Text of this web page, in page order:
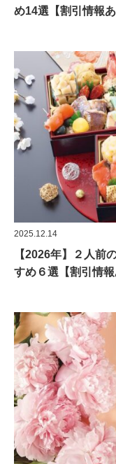
め14選【割引情報あ
2025.12.14
【2026年】２人前
すめ６選【割引情報